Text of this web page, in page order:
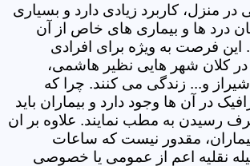
در منزل، کاربرد زیادی دارد و بسیاری
درد ها و بیماری های خاص از آن
این فرصت به ویژه برای افرادی
کلان شهر هایی نظیر هاشمی،
و... زندگی می کنند. چرا که
در آن ها وجود دارد و بیماران باید
رسیدن به مطب نمایند. علاوه بر ان
مقدور نیست که ساعات
نقلیه اعم از عمومی یا خصوصی